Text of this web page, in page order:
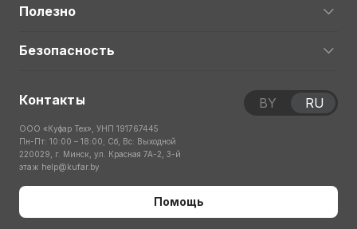
Полезно
Безопасность
Контакты
ООО «Куфар Тех», УНП 191767445
Пн-Пт: 10:00 – 18:00; Сб, Вс: Выходной
220029, г. Минск, ул. Красная 7А-2, 3-й
этаж help@kufar.by
Помощь
BY RU